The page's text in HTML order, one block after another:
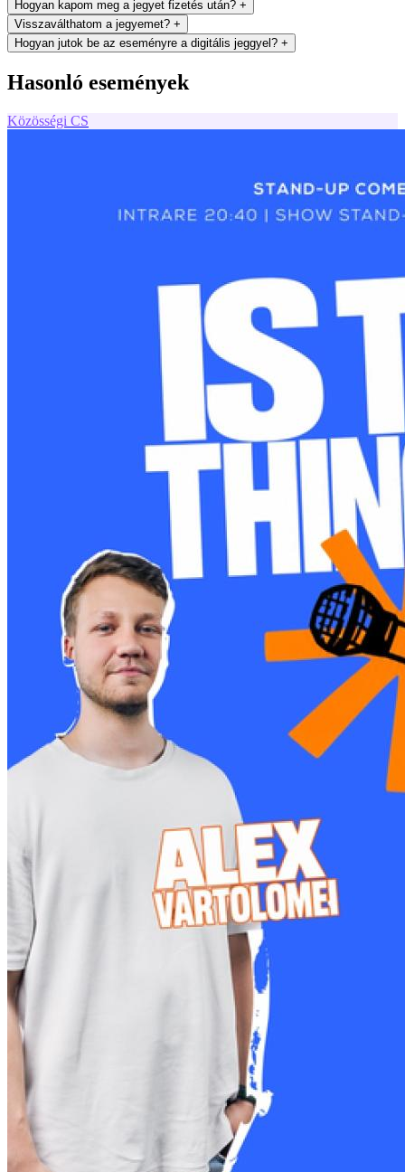
Hogyan kapom meg a jegyet fizetés után? +
Visszaválthatom a jegyemet? +
Hogyan jutok be az eseményre a digitális jeggyel? +
Hasonló események
Közösségi CS